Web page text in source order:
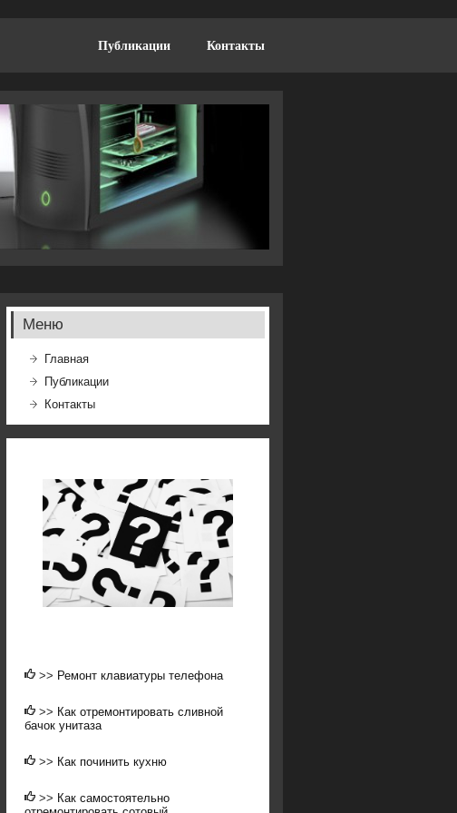
Публикации Контакты
Меню
Главная
Публикации
Контакты
>> Ремонт клавиатуры телефона
>> Как отремонтировать сливной
бачок унитаза
>> Как починить кухню
>> Как самостоятельно